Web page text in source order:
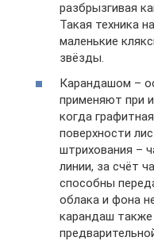
разбрызгивая
Такая техника
маленькие
звёзды.
Карандашом –
применяют при
когда
поверхности
штрихования –
линии, за счёт
способны
облака и фона
карандаш